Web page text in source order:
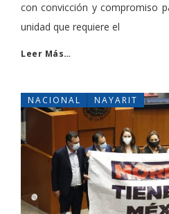
con convicción y compromiso
unidad que requiere el
Leer Más…
NACIONAL NAYARIT